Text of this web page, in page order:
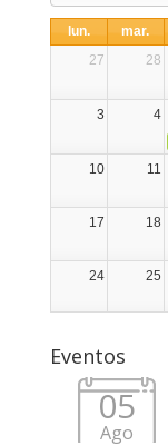
lun. mar.
27
28
3
4
10
11
17 18
24 25
Eventos
05
Ago